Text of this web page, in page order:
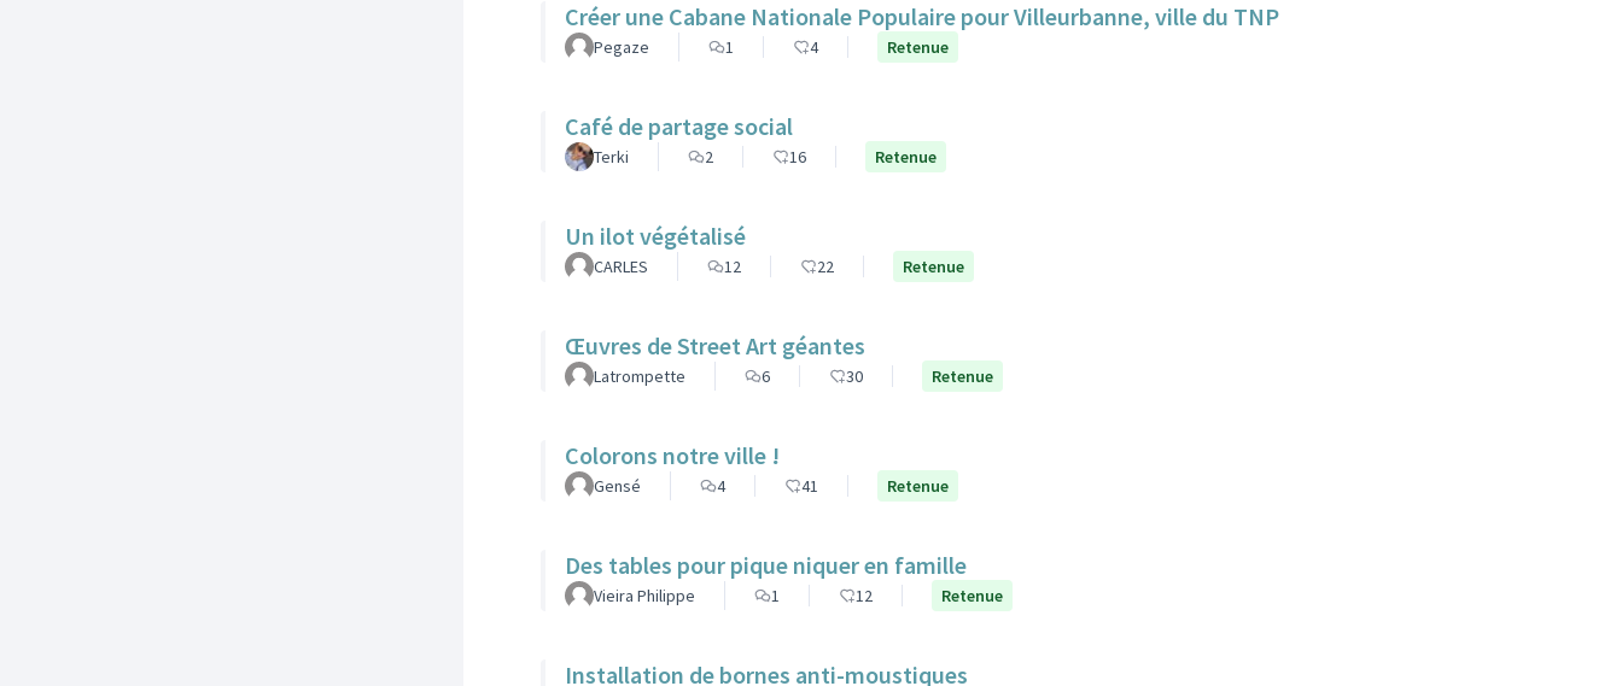
Créer une Cabane Nationale Populaire pour Villeurbanne, ville du TNP
Pegaze 1 4 Retenue
Café de partage social
Terki 2 16 Retenue
Un ilot végétalisé
CARLES 12 22 Retenue
Œuvres de Street Art géantes
Latrompette 6 30 Retenue
Colorons notre ville !
Gensé 4 41 Retenue
Des tables pour pique niquer en famille
Vieira Philippe 1 12 Retenue
Installation de bornes anti-moustiques